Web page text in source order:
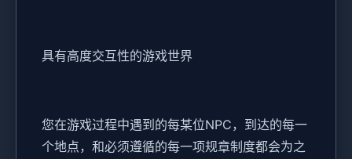
具有高度交互性的游戏世界
您在游戏过程中遇到的每某位NPC，到达的每一
个地点，和必须遵循的每一项规章制度都会为之